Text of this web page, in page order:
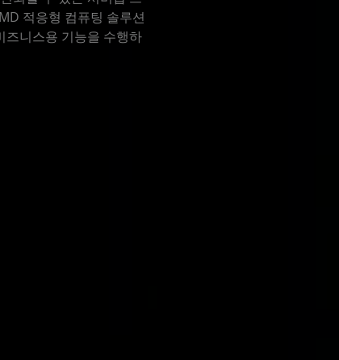
적응형 컴퓨팅 솔루션
즈니스용 기능을 수행하